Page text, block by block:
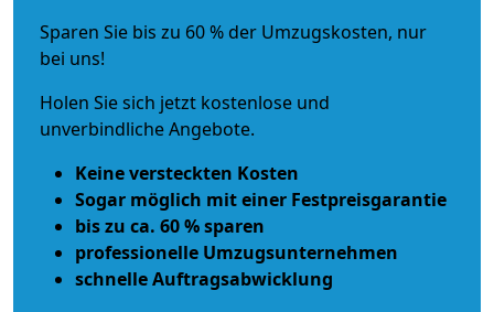
Sparen Sie bis zu 60 % der Umzugskosten, nur
bei uns!
Holen Sie sich jetzt kostenlose und
unverbindliche Angebote.
Keine versteckten Kosten
Sogar möglich mit einer Festpreisgarantie
bis zu ca. 60 % sparen
professionelle Umzugsunternehmen
schnelle Auftragsabwicklung